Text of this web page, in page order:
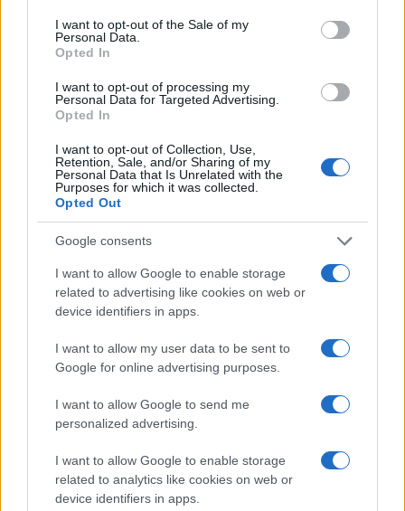
consent section.
I want to opt-out of the Sale of my
Personal Data.
Opted In
I want to opt-out of processing my
Personal Data for Targeted Advertising.
Opted In
I want to opt-out of Collection, Use,
Retention, Sale, and/or Sharing of my
Personal Data that Is Unrelated with the
Purposes for which it was collected.
Opted Out
Google consents
I want to allow Google to enable storage
related to advertising like cookies on web or
device identifiers in apps.
I want to allow my user data to be sent to
Google for online advertising purposes.
I want to allow Google to send me
personalized advertising.
I want to allow Google to enable storage
related to analytics like cookies on web or
device identifiers in apps.
Come scegliere le scarpe da running donna: comfort
e performance
NEWS
Arrestati cinque agenti della polizia locale di Milano: le
Alessandro Tassinari · 7 Ago 2026
NEWS